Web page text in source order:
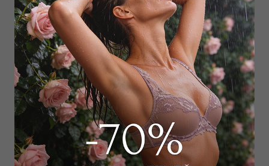
Трусы стринг
7 000₽
Выбрать размер
Трусы хипстер
7 000₽
Выбрать размер